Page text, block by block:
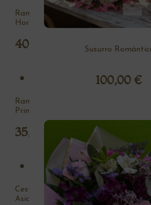
Susurro
100,00 €
Ramo
Hortensia
40,00
Ramo
Primavera
35,00
Cesta
Asia